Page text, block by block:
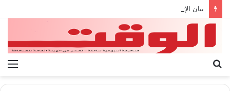
بيان الإتحاد الوطنى العام لعمال ليبيا